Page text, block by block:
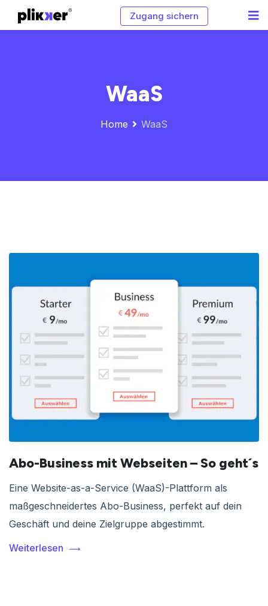
Zugang sichern
WaaS
Home WaaS
Abo-Business mit Webseiten – So geht´s
Eine Website-as-a-Service (WaaS)-Plattform als
maßgeschneidertes Abo-Business, perfekt auf dein
Geschäft und deine Zielgruppe abgestimmt.
Weiterlesen